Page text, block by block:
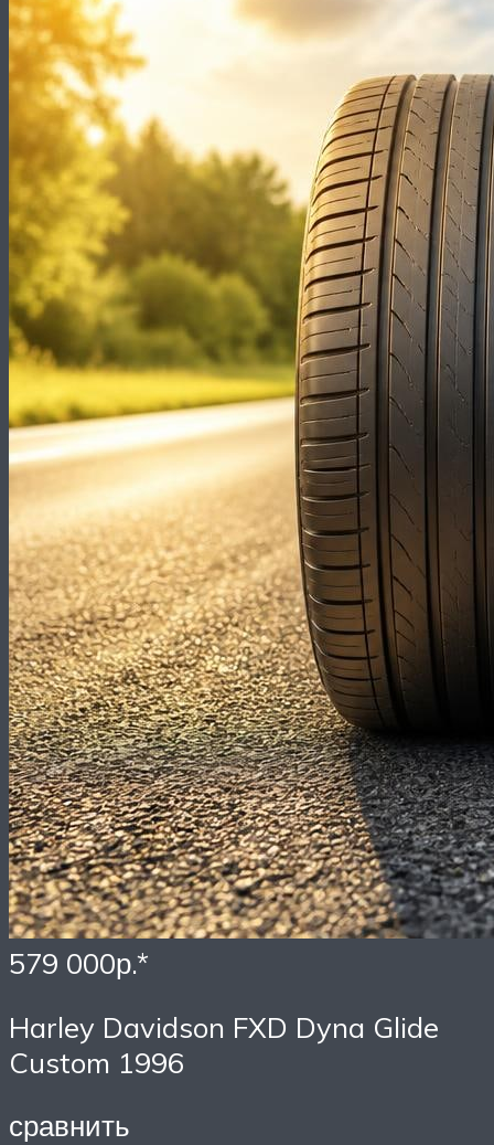
579 000р.*
Harley Davidson FXD Dyna Glide
Custom 1996
сравнить